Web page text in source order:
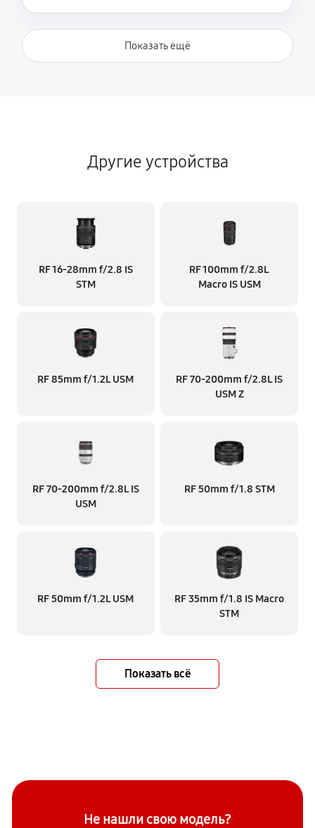
Показать ещё
Другие устройства
RF 16‑28mm f/2.8 IS
STM
RF 100mm f/2.8L
Macro IS USM
RF 85mm f/1.2L USM
RF 70‑200mm f/2.8L IS
USM Z
RF 70‑200mm f/2.8L IS
USM
RF 50mm f/1.8 STM
RF 50mm f/1.2L USM
RF 35mm f/1.8 IS Macro
STM
Показать всё
Не нашли свою модель?